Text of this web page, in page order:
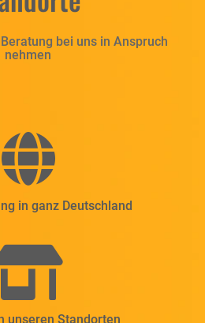
bei uns in Anspruch
nehmen

in ganz Deutschland
unseren Standorten